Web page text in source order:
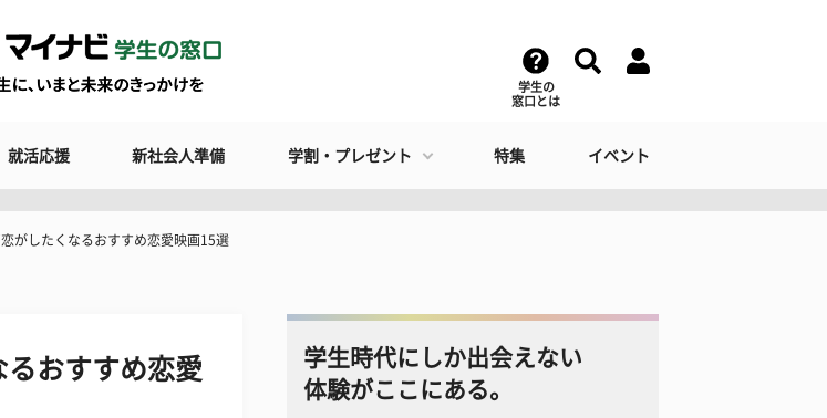
学生の
窓口とは
就活応援 新社会人準備 学割・プレゼント 特集 イベント
恋がしたくなるおすすめ恋愛映画15選
るおすすめ恋愛
学生時代にしか出会えない
体験がここにある。